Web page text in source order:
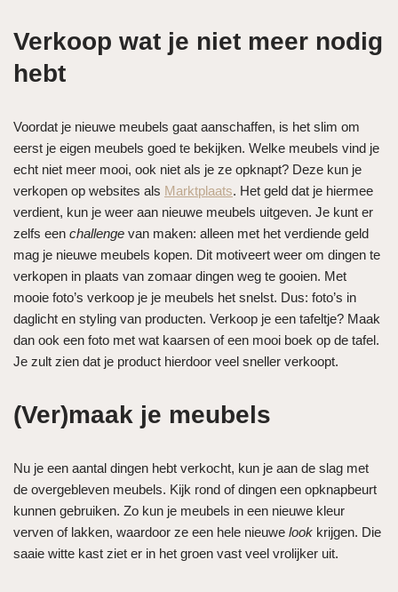
Verkoop wat je niet meer nodig
hebt
Voordat je nieuwe meubels gaat aanschaffen, is het slim om
eerst je eigen meubels goed te bekijken. Welke meubels vind je
echt niet meer mooi, ook niet als je ze opknapt? Deze kun je
verkopen op websites als Marktplaats. Het geld dat je hiermee
verdient, kun je weer aan nieuwe meubels uitgeven. Je kunt er
zelfs een challenge van maken: alleen met het verdiende geld
mag je nieuwe meubels kopen. Dit motiveert weer om dingen te
verkopen in plaats van zomaar dingen weg te gooien. Met
mooie foto’s verkoop je je meubels het snelst. Dus: foto’s in
daglicht en styling van producten. Verkoop je een tafeltje? Maak
dan ook een foto met wat kaarsen of een mooi boek op de tafel.
Je zult zien dat je product hierdoor veel sneller verkoopt.
(Ver)maak je meubels
Nu je een aantal dingen hebt verkocht, kun je aan de slag met
de overgebleven meubels. Kijk rond of dingen een opknapbeurt
kunnen gebruiken. Zo kun je meubels in een nieuwe kleur
verven of lakken, waardoor ze een hele nieuwe look krijgen. Die
saaie witte kast ziet er in het groen vast veel vrolijker uit.